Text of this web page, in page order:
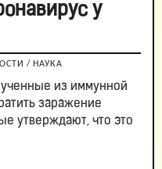
у
/ НАУКА
из иммунной
заражение
утверждают, что это